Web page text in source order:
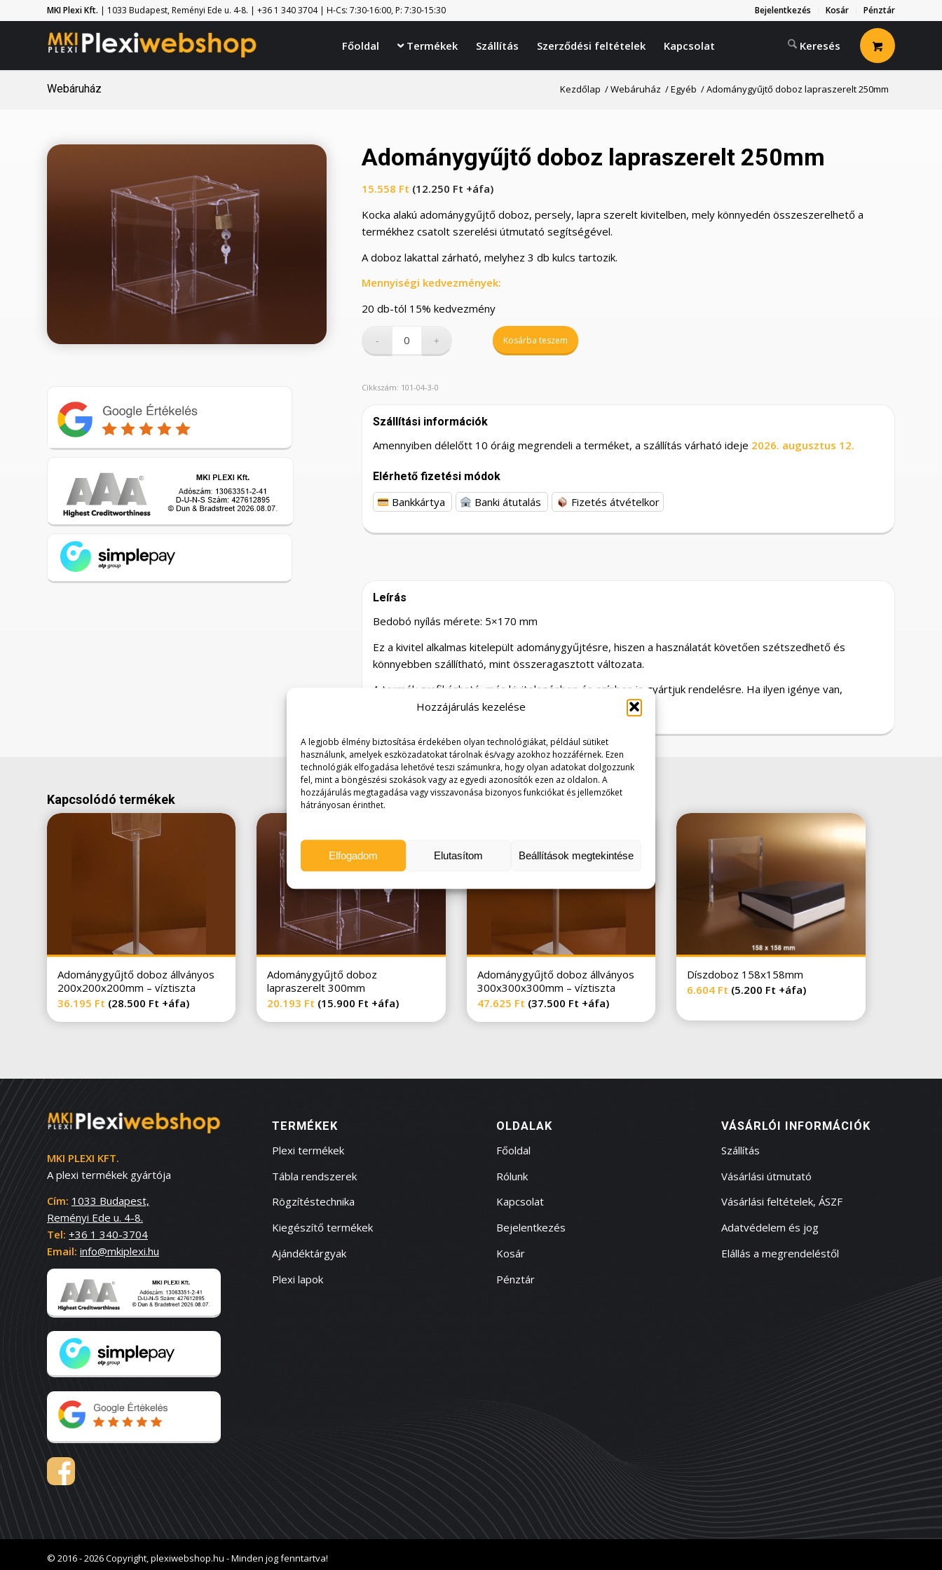
Hozzájárulás kezelése
A legjobb élmény biztosítása érdekében olyan technológiákat, például sütiket
használunk, amelyek eszközadatokat tárolnak és/vagy azokhoz hozzáférnek. Ezen
technológiák elfogadása lehetővé teszi számunkra, hogy olyan adatokat dolgozzunk
fel, mint a böngészési szokások vagy az egyedi azonosítók ezen az oldalon. A
hozzájárulás megtagadása vagy visszavonása bizonyos funkciókat és jellemzőket
hátrányosan érinthet.
Elfogadom Elutasítom Beállítások megtekintése
Bejelentkezés Kosár Pénztár
MKI Plexi Kft. | 1033 Budapest, Reményi Ede u. 4-8. | +36 1 340 3704 | H-Cs: 7:30-16:00, P: 7:30-15:30
Főoldal Termékek Szállítás Szerződési feltételek Kapcsolat
Webáruház Kezdőlap /Webáruház /Egyéb /Adománygyűjtő doboz lapraszerelt 250mm
Adománygyűjtő doboz lapraszerelt 250mm
15.558 Ft (12.250 Ft +áfa)
Kocka alakú adománygyűjtő doboz, persely, lapra szerelt kivitelben, mely könnyedén összeszerelhető a
termékhez csatolt szerelési útmutató segítségével.
A doboz lakattal zárható, melyhez 3 db kulcs tartozik.
Mennyiségi kedvezmények:
20 db-tól 15% kedvezmény
Kosárba teszem
Cikkszám: 101-04-3-0
Szállítási információk
Amennyiben délelőtt 10 óráig megrendeli a terméket, a szállítás várható ideje 2026. augusztus 12.
Elérhető fizetési módok
Bankkártya Banki átutalás Fizetés átvételkor
Leírás
Bedobó nyílás mérete: 5×170 mm
Ez a kivitel alkalmas kitelepült adománygyűjtésre, hiszen a használatát követően szétszedhető és
könnyebben szállítható, mint összeragasztott változata.
A termék grafikázható, más kivitelezésben és színben is gyártjuk rendelésre. Ha ilyen igénye van,
rendelés előtt keressen minket e-mailen.
Kapcsolódó termékek
Adománygyűjtő doboz állványos
200x200x200mm – víztiszta
36.195 Ft (28.500 Ft +áfa)
Adománygyűjtő doboz
lapraszerelt 300mm
20.193 Ft (15.900 Ft +áfa)
Adománygyűjtő doboz állványos
300x300x300mm – víztiszta
47.625 Ft (37.500 Ft +áfa)
Díszdoboz 158x158mm
6.604 Ft (5.200 Ft +áfa)
MKI PLEXI KFT.
A plexi termékek gyártója
Cím: 1033 Budapest,
Reményi Ede u. 4-8.
Tel: +36 1 340-3704
Email: info@mkiplexi.hu
TERMÉKEK
Plexi termékek
Tábla rendszerek
Rögzítéstechnika
Kiegészítő termékek
Ajándéktárgyak
Plexi lapok
OLDALAK
Főoldal
Rólunk
Kapcsolat
Bejelentkezés
Kosár
Pénztár
VÁSÁRLÓI INFORMÁCIÓK
Szállítás
Vásárlási útmutató
Vásárlási feltételek, ÁSZF
Adatvédelem és jog
Elállás a megrendeléstől
© 2016 - 2026 Copyright, plexiwebshop.hu - Minden jog fenntartva!